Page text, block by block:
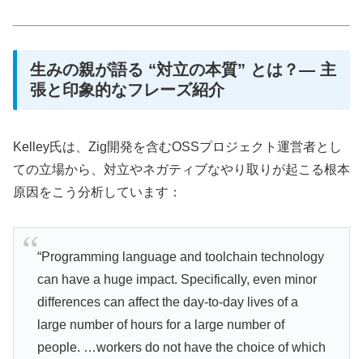
生みの親が語る “対立の本質” とは？— 主
張と印象的なフレーズ紹介
Kelley氏は、Zig開発を含むOSSプロジェクト運営者とし
ての立場から、対立やネガティブなやり取りが起こる根本
原因をこう分析しています：
“Programming language and toolchain technology
can have a huge impact. Specifically, even minor
differences can affect the day-to-day lives of a
large number of hours for a large number of
people. …workers do not have the choice of which